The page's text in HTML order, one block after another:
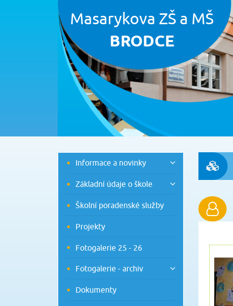
Masarykova ZŠ a MŠ
BRODCE
Informace a novinky
Základní údaje o škole
Školní poradenské služby
Projekty
Fotogalerie 25 - 26
Fotogalerie - archiv
Dokumenty